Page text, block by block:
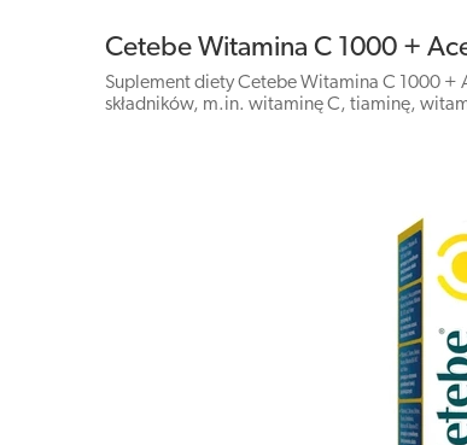
Cetebe Witamina C 1000 +
Suplement diety Cetebe Witamina C 1000 +
składników, m.in. witaminę C, tiaminę,